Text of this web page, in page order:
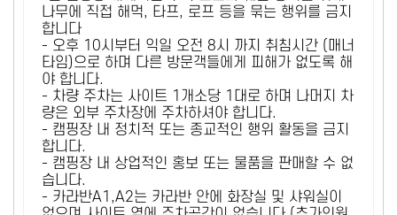
나무에 직접 해먹, 타프, 로프 등을 묶는 행위를 금지
합니다
- 오후 10시부터 익일 오전 8시 까지 취침시간 (매너
타임)으로 하며 다른 방문객들에게 피해가 없도록 해
야 합니다.
- 차량 주차는 사이트 1개소당 1대로 하며 나머지 차
량은 외부 주차장에 주차하셔야 합니다.
- 캠핑장 내 정치적 또는 종교적인 행위 활동을 금지
합니다.
- 캠핑장 내 상업적인 홍보 또는 물품을 판매할 수 없
습니다.
- 카라반A1,A2는 카라반 안에 화장실 및 샤워실이